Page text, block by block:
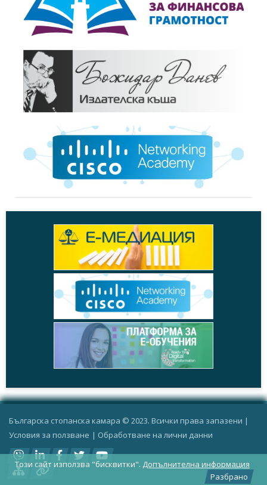
Българска стопанска камара © 2023. Всички права запазени |
Условия за ползване | Oбработване на лични данни
Този сайт използва "бисквитки". Допълнителна информация
Разбрано